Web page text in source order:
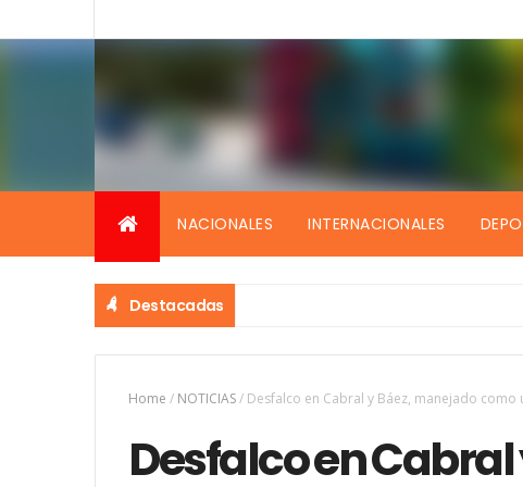
NACIONALES INTERNACIONALES
Destacadas
Home / NOTICIAS/ Desfalco en Cabral y Báez, manejado
Desfalco en